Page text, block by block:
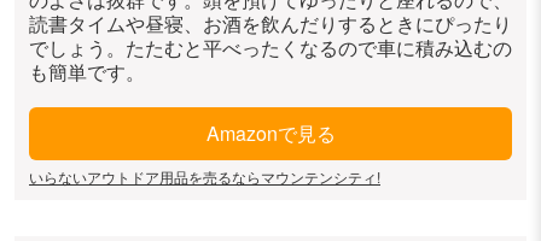
読書タイムや昼寝、お酒を飲んだりするときにぴったり
でしょう。たたむと平べったくなるので車に積み込むの
も簡単です。
Amazonで見る
いらないアウトドア用品を売るならマウンテンシティ!